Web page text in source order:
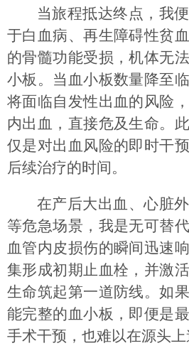
当旅程抵达终点，我
于白血病、再生障碍性贫
的骨髓功能受损，机体无
小板。当血小板数量降至
将面临自发性出血的风险
内出血，直接危及生命。
仅是对出血风险的即时干
后续治疗的时间。
在产后大出血、心脏
等危急场景，我是无可替
血管内皮损伤的瞬间迅速
集形成初期止血栓，并激
生命筑起第一道防线。如
能完整的血小板，即便是
手术干预，也难以在源头上